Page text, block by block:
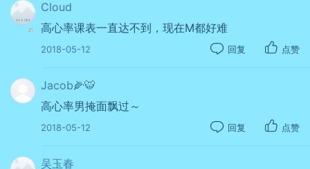
Cloud
高心率课表一直达不到，现在M都好难
2018-05-12 回复 点赞
Jacob🌽🐯
高心率男掩面飘过～
2018-05-12 回复 点赞
吴玉春